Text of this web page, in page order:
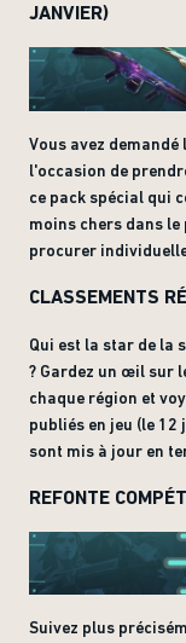
JANVIER)
Vous avez
l'occasion de
ce pack spécial qui
moins chers dans
procurer
CLASSEMENTS
Qui est la star de la
? Gardez un œil sur
chaque région et
publiés en jeu (le
sont mis à jour en
REFONTE
Suivez plus